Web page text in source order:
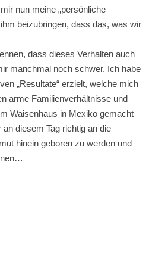
nun meine „persönliche
beizubringen, dass das, was wir
dass dieses Verhalten auch
manchmal noch schwer. Ich habe
„Resultate“ erzielt, welche mich
arme Familienverhältnisse und
Waisenhaus in Mexiko gemacht
diesem Tag richtig an die
hinein geboren zu werden und